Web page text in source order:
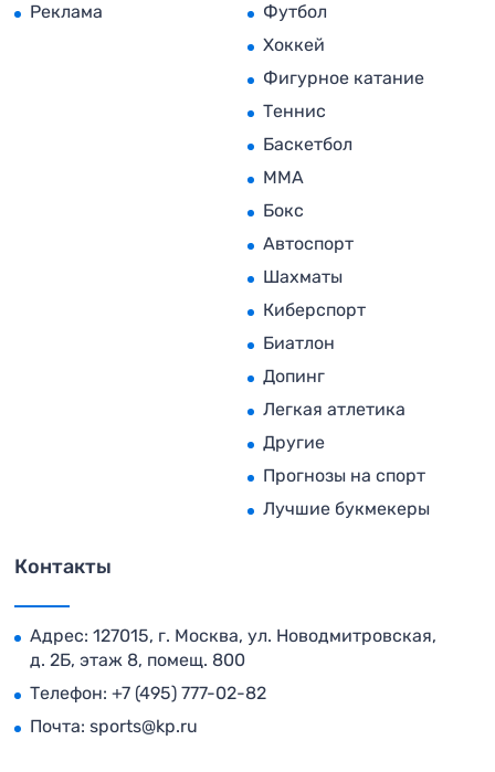
Реклама
Футбол
Хоккей
Фигурное катание
Теннис
Баскетбол
MMA
Бокс
Автоспорт
Шахматы
Киберспорт
Биатлон
Допинг
Легкая атлетика
Другие
Прогнозы на спорт
Лучшие букмекеры
Контакты
Адрес: 127015, г. Москва, ул. Новодмитровская,
д. 2Б, этаж 8, помещ. 800
Телефон: +7 (495) 777-02-82
Почта: sports@kp.ru